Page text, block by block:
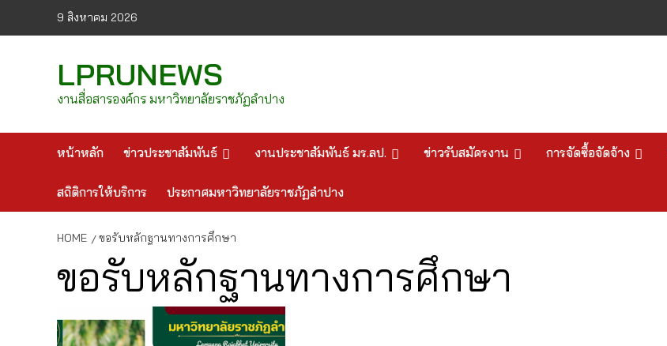
9 สิงหาคม 2026
LPRUNEWS
งานสื่อสารองค์กร มหาวิทยาลัยราชภัฏลำปาง
หน้าหลัก ข่าวประชาสัมพันธ์ งานประชาสัมพันธ์ มร.ลป. ข่าวรับสมัครงาน การจัดซื้อจัดจ้าง
สถิติการให้บริการ ประกาศมหาวิทยาลัยราชภัฏลำปาง
HOME ขอรับหลักฐานทางการศึกษา
ขอรับหลักฐานทางการศึกษา